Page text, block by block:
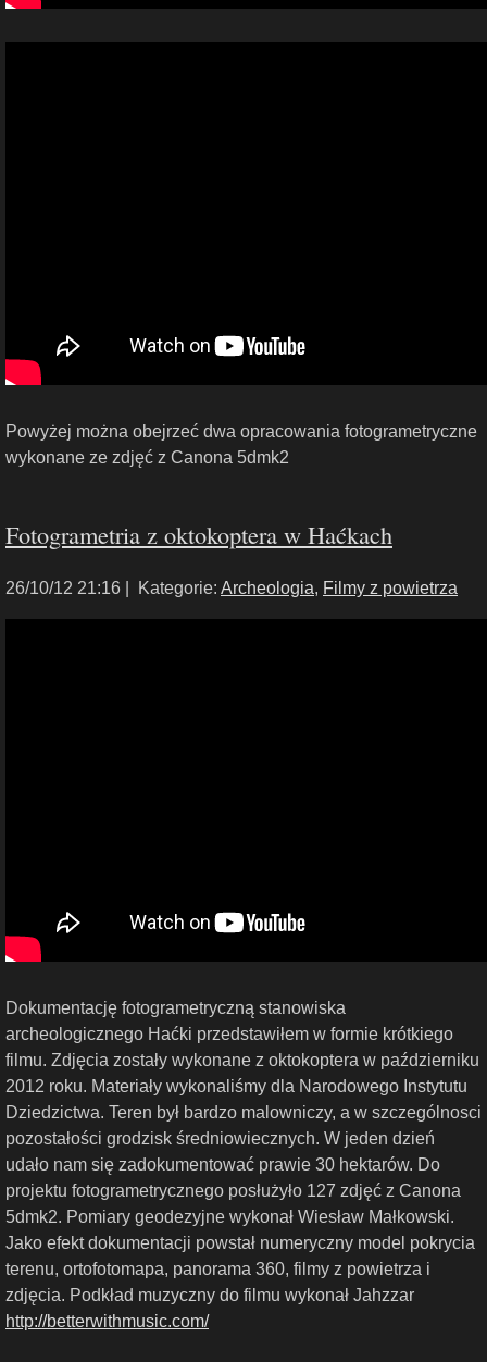
Powyżej można obejrzeć dwa opracowania fotogrametryczne
wykonane ze zdjęć z Canona 5dmk2
Fotogrametria z oktokoptera w Haćkach
26/10/12 21:16 | Kategorie: Archeologia, Filmy z powietrza
Dokumentację fotogrametryczną stanowiska
archeologicznego Haćki przedstawiłem w formie krótkiego
filmu. Zdjęcia zostały wykonane z oktokoptera w październiku
2012 roku. Materiały wykonaliśmy dla Narodowego Instytutu
Dziedzictwa. Teren był bardzo malowniczy, a w szczególnosci
pozostałości grodzisk średniowiecznych. W jeden dzień
udało nam się zadokumentować prawie 30 hektarów. Do
projektu fotogrametrycznego posłużyło 127 zdjęć z Canona
5dmk2. Pomiary geodezyjne wykonał Wiesław Małkowski.
Jako efekt dokumentacji powstał numeryczny model pokrycia
terenu, ortofotomapa, panorama 360, filmy z powietrza i
zdjęcia. Podkład muzyczny do filmu wykonał Jahzzar
http://betterwithmusic.com/